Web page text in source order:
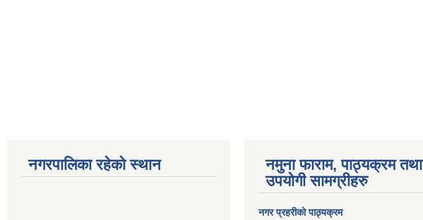
नगरपालिका रहेको स्थान
नमुना फाराम, पाठ्यक्रम तथा
उपयोगी सामग्रीहरु
नगर प्रहरीको पाठ्यक्रम